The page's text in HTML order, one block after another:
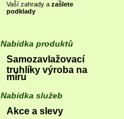
Vaší zahrady a zašlete
podklady
Nabídka produktů
Samozavlažovací
truhlíky výroba na
míru
Nabídka služeb
Akce a slevy